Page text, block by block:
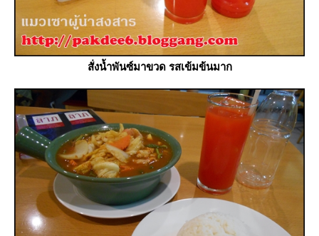
สั่งน้ำพันซ์มาขวด รสเข้มข้นมาก